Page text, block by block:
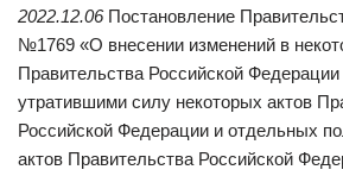
2022.12.06Постановление
№1769 «О внесении изменений в
Правительства Российской Федерации
утратившими силу некоторых актов
Российской Федерации и отдельных
актов Правительства Российской